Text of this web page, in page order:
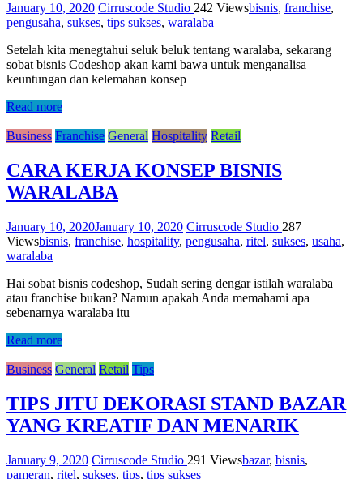
January 10, 2020 Cirruscode Studio 242 Viewsbisnis, franchise,
pengusaha, sukses, tips sukses, waralaba
Setelah kita menegtahui seluk beluk tentang waralaba, sekarang
sobat bisnis Codeshop akan kami bawa untuk menganalisa
keuntungan dan kelemahan konsep
Read more
Business Franchise General Hospitality Retail
CARA KERJA KONSEP BISNIS
WARALABA
January 10, 2020January 10, 2020 Cirruscode Studio 287
Viewsbisnis, franchise, hospitality, pengusaha, ritel, sukses, usaha,
waralaba
Hai sobat bisnis codeshop, Sudah sering dengar istilah waralaba
atau franchise bukan? Namun apakah Anda memahami apa
sebenarnya waralaba itu
Read more
Business General Retail Tips
TIPS JITU DEKORASI STAND BAZAR
YANG KREATIF DAN MENARIK
January 9, 2020 Cirruscode Studio 291 Viewsbazar, bisnis,
pameran, ritel, sukses, tips, tips sukses